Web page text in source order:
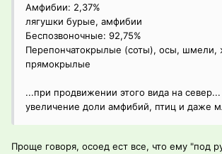
Амфибии: 2,37%
лягушки бурые, амфибии
Беспозвоночные: 92,75%
Перепончатокрылые (соты), осы, шмели,
прямокрылые
...при продвижении этого вида на
увеличение доли амфибий, птиц и даже
Проще говоря, осоед ест все, что ему "под